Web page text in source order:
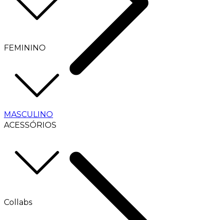
FEMININO
ACESSÓRIOS
Collabs
MASCULINO